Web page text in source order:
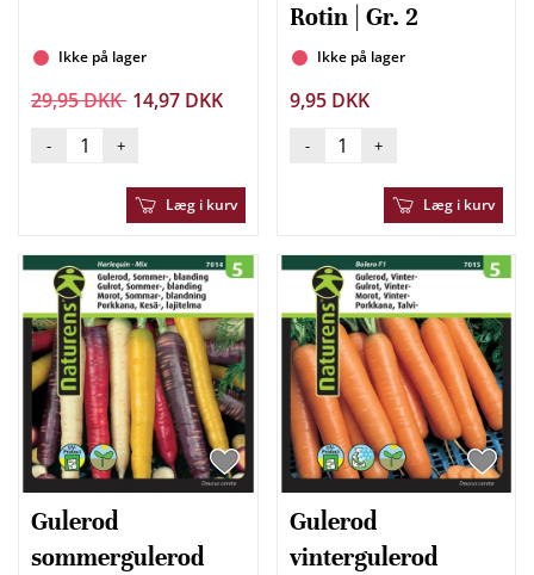
Ikke på lager
29,95 DKK 14,97 DKK
- +
Læg i kurv
Rotin | Gr. 2
Ikke på lager
9,95 DKK
- +
Læg i kurv
Gulerod
sommergulerod
Gulerod
vintergulerod